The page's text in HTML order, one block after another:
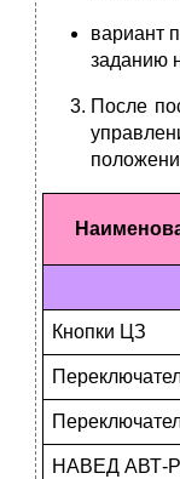
вариант
заданию
После
Кнопки ЦЗ
НАВЕД АВТ-